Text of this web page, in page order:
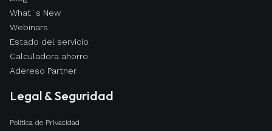
What´s New
Webinars
Estado del servicio
Calculadora ahorro
Adereso Partner
Legal & Seguridad
Política de Privacidad